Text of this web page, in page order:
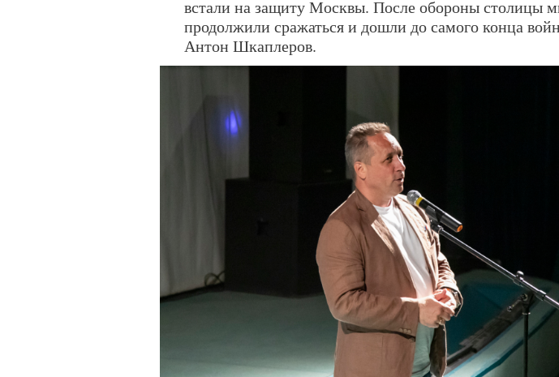
встали на защиту Москвы. После обороны столицы
продолжили сражаться и дошли до самого конца
Антон Шкаплеров.